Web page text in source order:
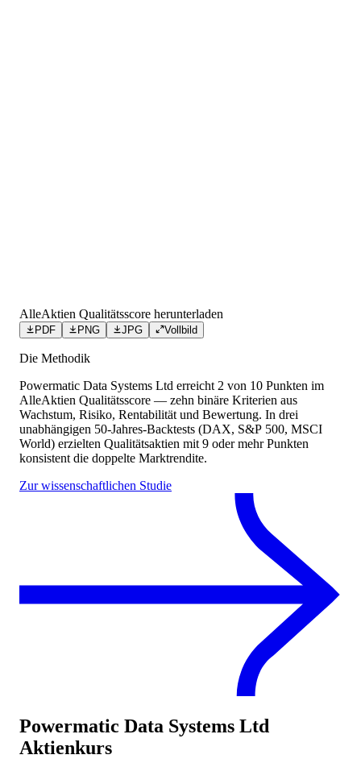
AlleAktien Qualitätsscore herunterladen
PDF PNG JPG Vollbild
Die Methodik
Powermatic Data Systems Ltd erreicht 2 von 10 Punkten im
AlleAktien Qualitätsscore — zehn binäre Kriterien aus
Wachstum, Risiko, Rentabilität und Bewertung. In drei
unabhängigen 50-Jahres-Backtests (DAX, S&P 500, MSCI
World) erzielten Qualitätsaktien mit 9 oder mehr Punkten
konsistent die doppelte Marktrendite.
Zur wissenschaftlichen Studie
Powermatic Data Systems Ltd
Aktienkurs